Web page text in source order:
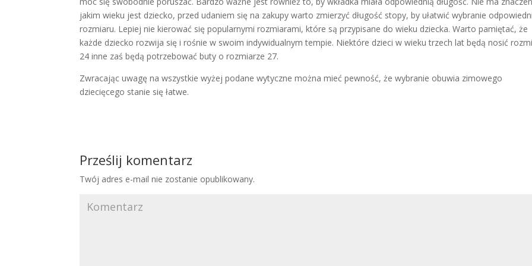
jakim wieku jest dziecko, przed udaniem się na zakupy warto zmierzyć długość stopy, by ułatwić wybranie
rozmiaru. Lepiej nie kierować się popularnymi rozmiarami, które są przypisane do wieku dziecka. Warto pamiętać, że
każde dziecko rozwija się i rośnie w swoim indywidualnym tempie. Niektóre dzieci w wieku trzech lat będą nosić
24 inne zaś będą potrzebować buty o rozmiarze 27.
Zwracając uwagę na wszystkie wyżej podane wytyczne można mieć pewność, że wybranie obuwia zimowego
dziecięcego stanie się łatwe.
Prześlij komentarz
Twój adres e-mail nie zostanie opublikowany.